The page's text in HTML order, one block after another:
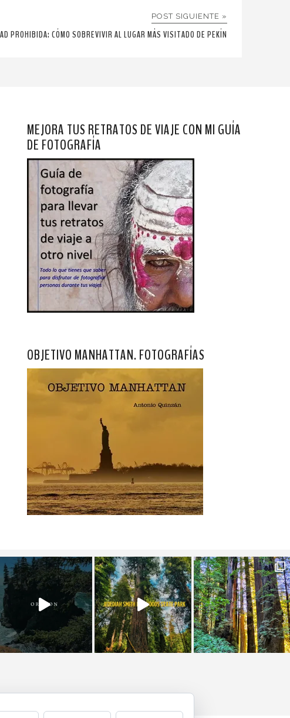
POST SIGUIENTE »
PROHIBIDA: CÓMO SOBREVIVIR AL LUGAR MÁS VISITADO DE PEKÍN
MEJORA TUS RETRATOS DE VIAJE CON MI GUÍA
DE FOTOGRAFÍA
OBJETIVO MANHATTAN. FOTOGRAFÍAS